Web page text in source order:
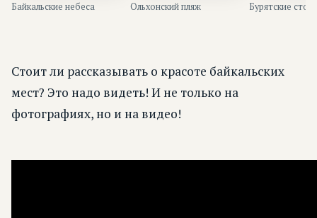
Байкальские небеса Ольхонский пляж Бурятские
Стоит ли рассказывать о красоте байкальских
мест? Это надо видеть! И не только на
фотографиях, но и на видео!